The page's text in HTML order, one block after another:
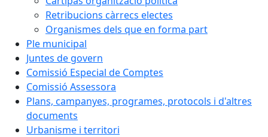
Retribucions càrrecs electes
Organismes dels que en forma part
Ple municipal
Juntes de govern
Comissió Especial de Comptes
Comissió Assessora
Plans, campanyes, programes, protocols i d'altres
documents
Urbanisme i territori